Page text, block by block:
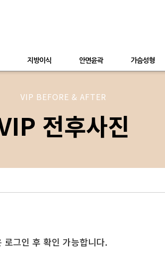
지방이식 안면윤곽 가슴성형
VIP BEFORE & AFTER
전후사진
그인 후 확인 가능합니다.